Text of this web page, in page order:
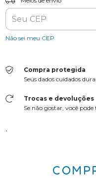
Não sei meu CEP
Compra protegida
Seus dados cuidados
Trocas e devoluções
Se não gostar, você
.